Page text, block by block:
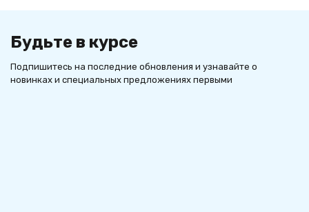
Будьте в курсе
Подпишитесь на последние обновления и узнавайте о
новинках и специальных предложениях первыми